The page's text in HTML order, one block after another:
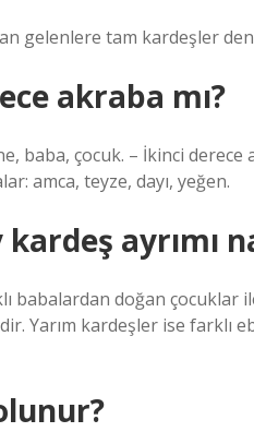
gelenlere tam kardeşler
akraba mı?
baba, çocuk. – İkinci
amca, teyze, dayı, yeğen.
ayrımı
babalardan doğan çocuklar
Yarım kardeşler ise farklı